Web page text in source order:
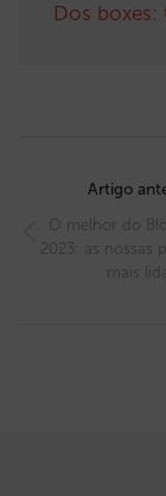
Dos
Artigo
O melhor do
2023: as nossas
mais